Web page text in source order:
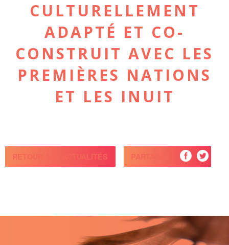
CULTURELLEMENT
ADAPTÉ ET CO-
CONSTRUIT AVEC LES
PREMIÈRES NATIONS
ET LES INUIT
RETOUR AUX ACTUALITÉS PARTAGEZ